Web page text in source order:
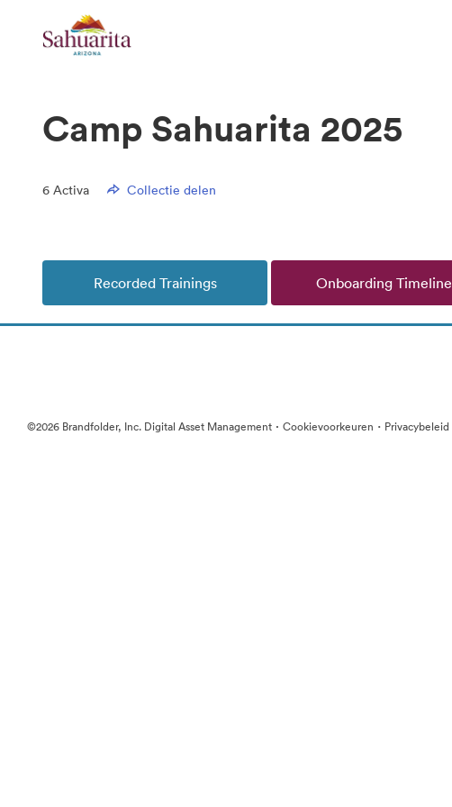
Camp Sahuarita 2025
6 Activa Collectie delen
Recorded Trainings Onboarding Timeline
©2026 Brandfolder, Inc. Digital Asset Management · Cookievoorkeuren · Privacybeleid